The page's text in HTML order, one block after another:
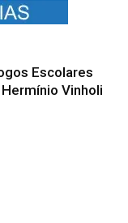
Escolares
Vinholi